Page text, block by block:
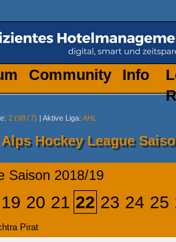
Community
Info
: 2 (98/7) | Aktive Liga: AHL
Hockey League
Saison 2018/19
19 20 21 22 23 24 25
Pirat